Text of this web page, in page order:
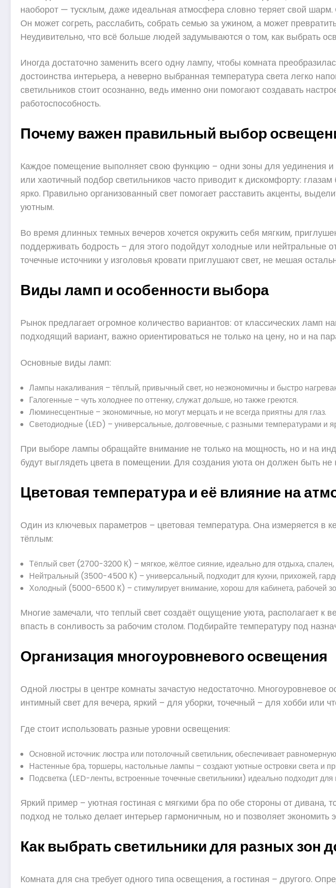
наоборот — тусклым, даже идеальная атмосфера словно теряет свой
Он может согреть, расслабить, собрать семью за ужином, а может
Неудивительно, что всё больше людей задумываются о том, как выбрать
Иногда достаточно заменить всего одну лампу, чтобы комната
достоинства интерьера, а неверно выбранная температура света легко
светильников стоит осознанно, ведь именно они помогают создавать
работоспособность.
Почему важен правильный выбор
Каждое помещение выполняет свою функцию – одни зоны для уединения и
или хаотичный подбор светильников часто приводит к дискомфорту:
ярко. Правильно организованный свет помогает расставить акценты,
уютным.
Во время длинных темных вечеров хочется окружить себя мягким,
поддерживать бодрость – для этого подойдут холодные или нейтральные
точечные источники у изголовья кровати приглушают свет, не мешая
Виды ламп и особенности выбора
Рынок предлагает огромное количество вариантов: от классических ламп
подходящий вариант, важно ориентироваться не только на цену, но и на
Основные виды ламп:
Лампы накаливания – тёплый, привычный свет, но неэкономичны и быстро
Галогенные – чуть холоднее по оттенку, служат дольше, но также греются.
Люминесцентные – экономичные, но могут мерцать и не всегда приятны для глаз.
Светодиодные (LED) – универсальные, долговечные, с разными температурами и
При выборе лампы обращайте внимание не только на мощность, но и на
будут выглядеть цвета в помещении. Для создания уюта он должен быть не
Цветовая температура и её влияние на
Один из ключевых параметров – цветовая температура. Она измеряется в
тёплым:
Тёплый свет (2700-3200 К) – мягкое, жёлтое сияние, идеально для отдыха, спален,
Нейтральный (3500-4500 К) – универсальный, подходит для кухни, прихожей,
Холодный (5000-6500 К) – стимулирует внимание, хорош для кабинета, рабочей
Многие замечали, что теплый свет создаёт ощущение уюта, располагает к
впасть в сонливость за рабочим столом. Подбирайте температуру под
Организация многоуровневого освещения
Одной люстры в центре комнаты зачастую недостаточно. Многоуровневое
интимный свет для вечера, яркий – для уборки, точечный – для хобби или
Где стоит использовать разные уровни освещения:
Основной источник: люстра или потолочный светильник, обеспечивает равномерную
Настенные бра, торшеры, настольные лампы – создают уютные островки света и
Подсветка (LED-ленты, встроенные точечные светильники) идеально подходит для
Яркий пример – уютная гостиная с мягкими бра по обе стороны от дивана,
подход не только делает интерьер гармоничным, но и позволяет экономить
Как выбрать светильники для разных зон
Комната для сна требует одного типа освещения, а гостиная – другого.